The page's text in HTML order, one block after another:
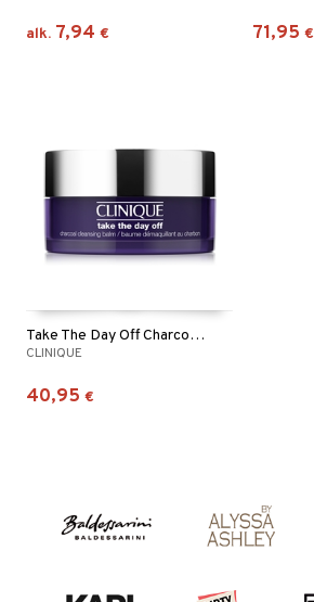
alk. 7,94 € 71,95 €
Take The Day Off Charcoal Detoxifying Cleansing
CLINIQUE
40,95 €